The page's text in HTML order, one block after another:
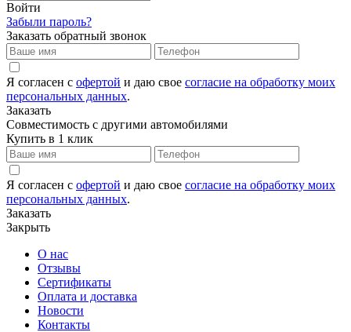
Войти
Забыли пароль?
Заказать обратный звонок
Я согласен с офертой и даю свое согласие на обработку моих
персональных данных.
Заказать
Совместимость с другими автомобилями
Купить в 1 клик
Я согласен с офертой и даю свое согласие на обработку моих
персональных данных.
Заказать
Закрыть
О нас
Отзывы
Сертификаты
Оплата и доставка
Новости
Контакты